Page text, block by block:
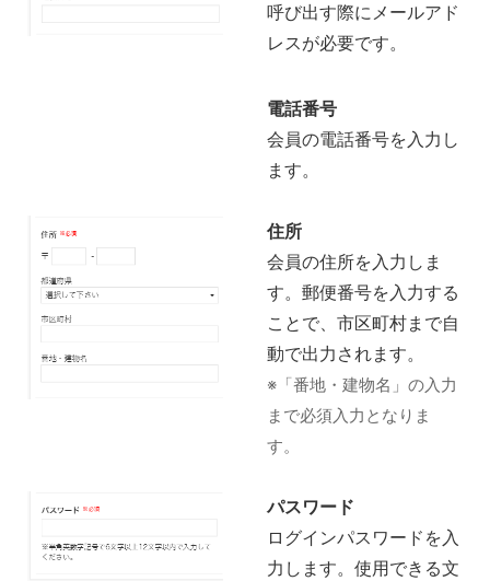
呼び出す際にメールアド
レスが必要です。
電話番号
会員の電話番号を入力し
ます。
住所
会員の住所を入力しま
す。郵便番号を入力する
ことで、市区町村まで自
動で出力されます。
※「番地・建物名」の入力
まで必須入力となりま
す。
パスワード
ログインパスワードを入
力します。使用できる文